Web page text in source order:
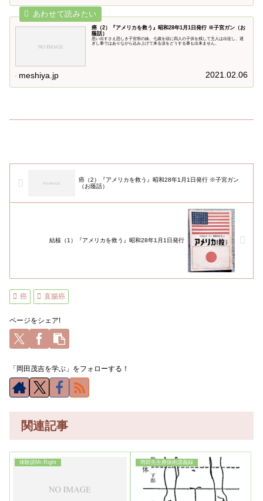
癌（2）『アメリカを救う』昭和28年1月1日発行 ※子宮ガン（お
蔭話）
思い出すさえ恐しき子宮癌の妹、七歳を頭に四人の子供を残して主人は出征し、過
ぎし事ではありながら込み上げて来る涙をどうする事も出来ません。
meshiya.jp 2021.02.06
癌（2）『アメリカを救う』昭和28年1月1日発行 ※子宮ガン
（お蔭話）
結核（1）『アメリカを救う』昭和28年1月1日発行
癌 直腸癌
ページをシェア!
「岡田茂吉を学ぶ」をフォローする！
関連記事
体験談Mr.Right 岡田先生療病術講義録